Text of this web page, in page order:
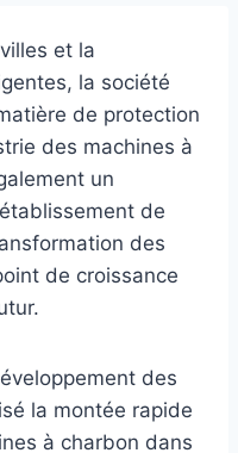
et la
la société
de protection
des machines à
un
de
des
de croissance
des
la montée rapide
à charbon dans